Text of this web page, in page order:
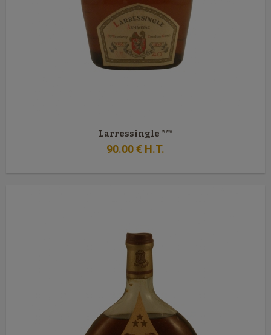
Larressingle ***
90.00€ H.T.